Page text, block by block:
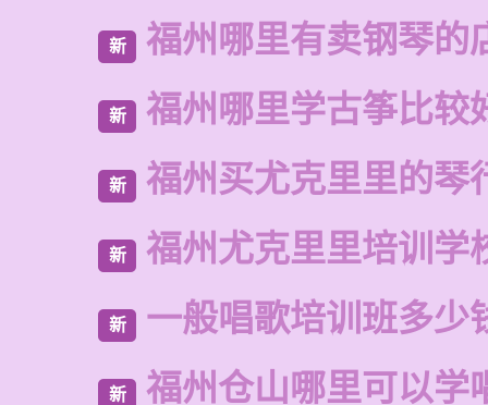
新 福州哪里有卖钢琴的
新 福州哪里学古筝比较
新 福州买尤克里里的琴
新 福州尤克里里培训学
新 一般唱歌培训班多少
新 福州仓山哪里可以学